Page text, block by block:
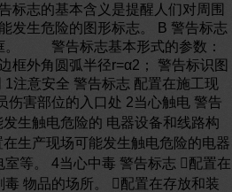
标志的基本含义是提醒人们对周围
发生危险的图形标志。 B 警告标志
。 警告标志基本形式的参数：
框外角圆弧半径r=α2； 警告标识图
注意安全 警告标志 配置在施工现
伤害部位的入口处 2当心触电 警告
生触电危险的 电器设备和线路构
生产现场可能发生触电危险的电器
等。 4当心中毒 警告标志 配置在
物品的场所。 配置在存放和装